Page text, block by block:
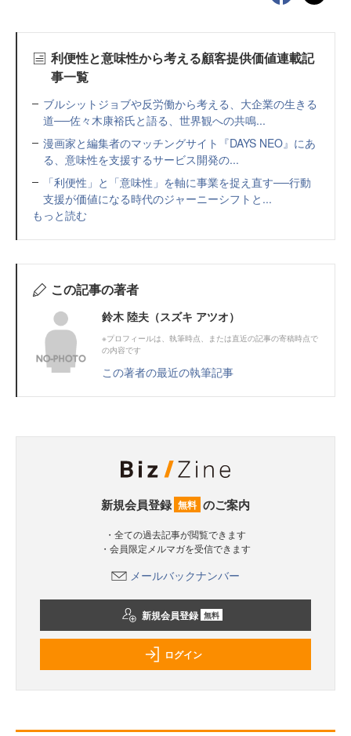
利便性と意味性から考える顧客提供価値連載記
事一覧
ブルシットジョブや反労働から考える、大企業の生きる
道──佐々木康裕氏と語る、世界観への共鳴...
漫画家と編集者のマッチングサイト『DAYS NEO』にあ
る、意味性を支援するサービス開発の...
「利便性」と「意味性」を軸に事業を捉え直す──行動
支援が価値になる時代のジャーニーシフトと...
もっと読む
この記事の著者
鈴木 陸夫（スズキ アツオ）
※プロフィールは、執筆時点、または直近の記事の寄稿時点で
の内容です
この著者の最近の執筆記事
新規会員登録 無料 のご案内
・全ての過去記事が閲覧できます
・会員限定メルマガを受信できます
メールバックナンバー
新規会員登録 無料
ログイン